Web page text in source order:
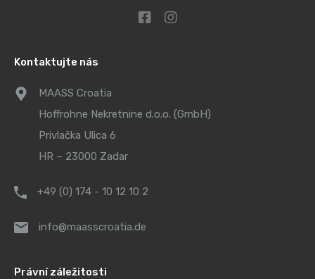
Kontaktujte nás
MAASS Croatia
Hoffrohne Nekretnine d.o.o. (GmbH)
Privlačka Ulica 6
HR – 23000 Zadar
+49 (0) 174 - 10 12 10 2
info@maasscroatia.de
Právní záležitosti